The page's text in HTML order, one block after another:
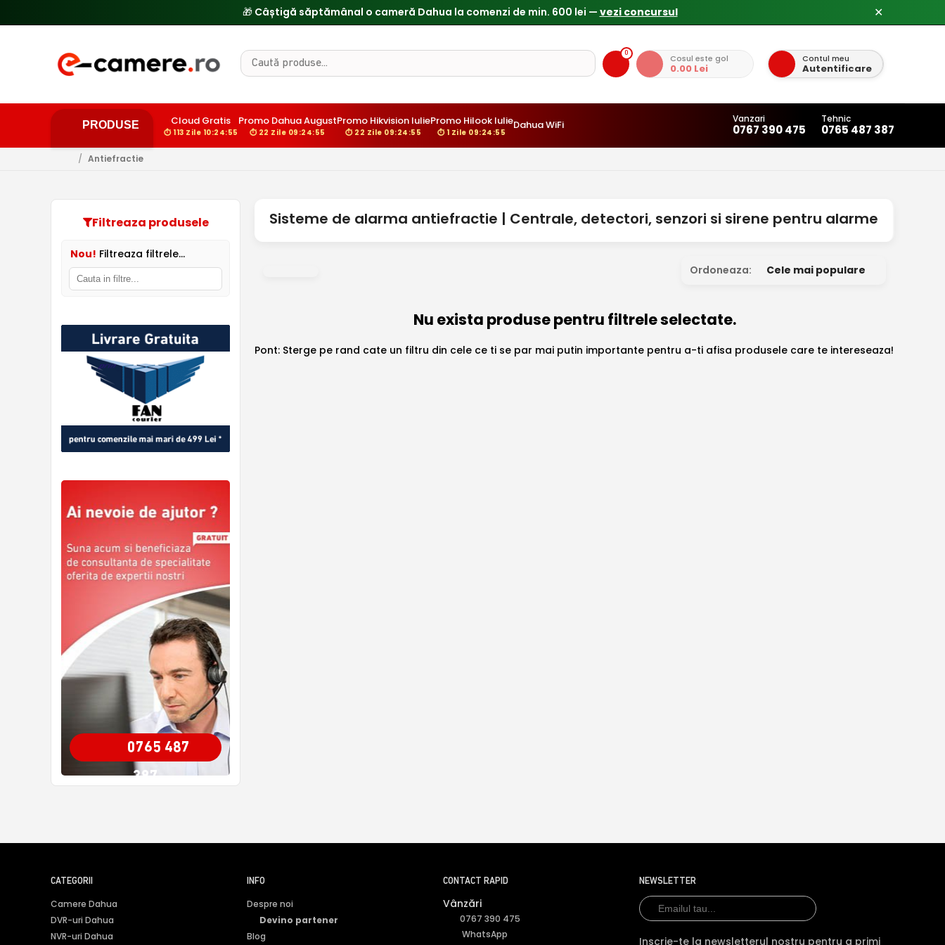
🎁 Câștigă săptămânal o cameră Dahua la comenzi de min. 600 lei — vezi concursul ✕
0 Cosul este gol
0.00 Lei
Contul meu
Autentificare
PRODUSE Cloud Gratis
⏱ 113 Zile 10:24:55
Promo Dahua August
⏱ 22 Zile 09:24:55
Promo Hikvision Iulie
⏱ 22 Zile 09:24:55
Promo Hilook Iulie
⏱ 1 Zile 09:24:55
Dahua WiFi Vanzari
0767 390 475
Tehnic
0765 487 387
/ Antiefractie
Filtreaza produsele
Nou! Filtreaza filtrele...
0765 487
387
Sisteme de alarma antiefractie | Centrale, detectori, senzori si sirene pentru alarme
Ordoneaza: Cele mai populare
Nu exista produse pentru filtrele selectate.
Pont: Sterge pe rand cate un filtru din cele ce ti se par mai putin importante pentru a-ti afisa produsele care te intereseaza!
CATEGORII
Camere Dahua
DVR-uri Dahua
NVR-uri Dahua
INFO
Despre noi
Devino partener
Blog
CONTACT RAPID
Vânzări
0767 390 475
WhatsApp
NEWSLETTER
Inscrie-te la newsletterul nostru pentru a primi